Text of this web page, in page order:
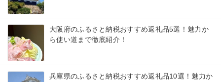
大阪府のふるさと納税おすすめ返礼品5選！魅力か
ら使い道まで徹底紹介！
兵庫県のふるさと納税おすすめ返礼品10選！魅力か